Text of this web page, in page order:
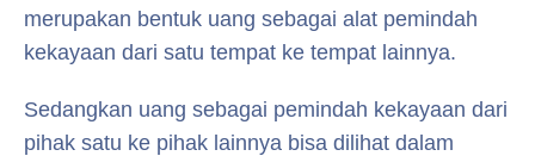
merupakan bentuk uang sebagai alat pemindah
kekayaan dari satu tempat ke tempat lainnya.
Sedangkan uang sebagai pemindah kekayaan dari
pihak satu ke pihak lainnya bisa dilihat dalam